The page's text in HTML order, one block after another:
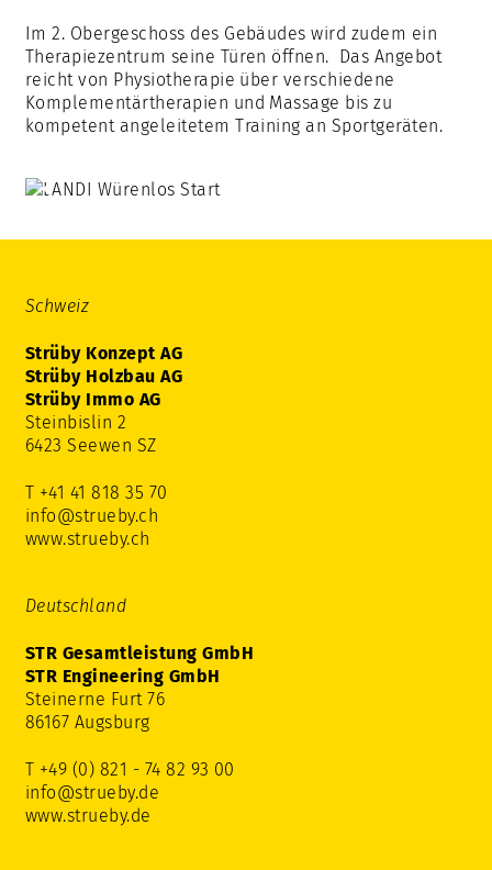
Im 2. Obergeschoss des Gebäudes wird zudem ein
Therapiezentrum seine Türen öffnen. Das Angebot
reicht von Physiotherapie über verschiedene
Komplementärtherapien und Massage bis zu
kompetent angeleitetem Training an Sportgeräten.
Schweiz
Strüby Konzept AG
Strüby Holzbau AG
Strüby Immo AG
Steinbislin 2
6423 Seewen SZ
T +41 41 818 35 70
info@strueby.ch
www.strueby.ch
Deutschland
STR Gesamtleistung GmbH
STR Engineering GmbH
Steinerne Furt 76
86167 Augsburg
T +49 (0) 821 - 74 82 93 00
info@strueby.de
www.strueby.de